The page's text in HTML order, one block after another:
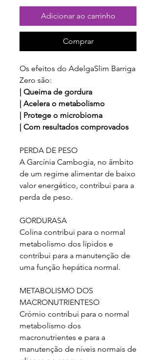
Adicionar ao carrinho
Comprar
Os efeitos do AdelgaSlim Barriga
Zero são:
| Queima de gordura
| Acelera o metabolismo
| Protege o microbioma
| Com resultados comprovados
PERDA DE PESO
A Garcínia Cambogia, no âmbito
de um regime alimentar de baixo
valor energético, contribui para a
perda de peso.
GORDURASA
Colina contribui para o normal
metabolismo dos lípidos e
contribui para a manutenção de
uma função hepática normal.
METABOLISMO DOS
MACRONUTRIENTESO
Crómio contribui para o normal
metabolismo dos
macronutrientes e para a
manutenção de níveis normais de